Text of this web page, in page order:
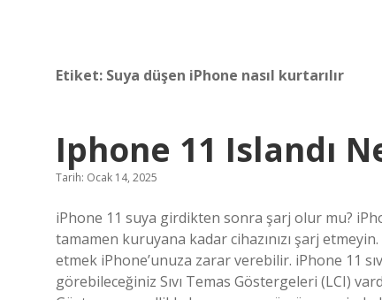
Etiket: Suya düşen iPhone nasıl kurtarılır
Iphone 11 Islandı
Tarih: Ocak 14, 2025
iPhone 11 suya girdikten sonra şarj olur mu?
tamamen kuruyana kadar cihazınızı şarj
etmek iPhone’unuza zarar verebilir. iPhone 11
görebileceğiniz Sıvı Temas Göstergeleri (LCI)